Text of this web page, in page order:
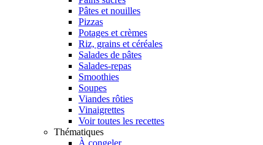
Pâtes et nouilles
Pizzas
Potages et crèmes
Riz, grains et céréales
Salades de pâtes
Salades-repas
Smoothies
Soupes
Viandes rôties
Vinaigrettes
Voir toutes les recettes
Thématiques
À congeler